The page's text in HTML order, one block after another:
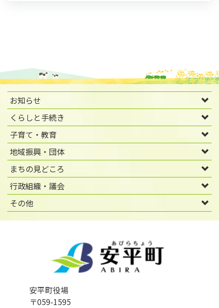
お知らせ
くらしと手続き
子育て・教育
地域振興・団体
まちの見どころ
行政組織・議会
その他
安平町役場
〒059-1595